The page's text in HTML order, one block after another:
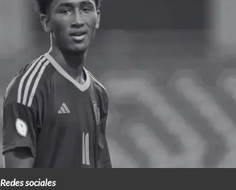
Redes sociales